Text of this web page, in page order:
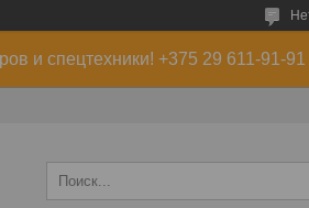
и спецтехники! +375 29 611-91-91